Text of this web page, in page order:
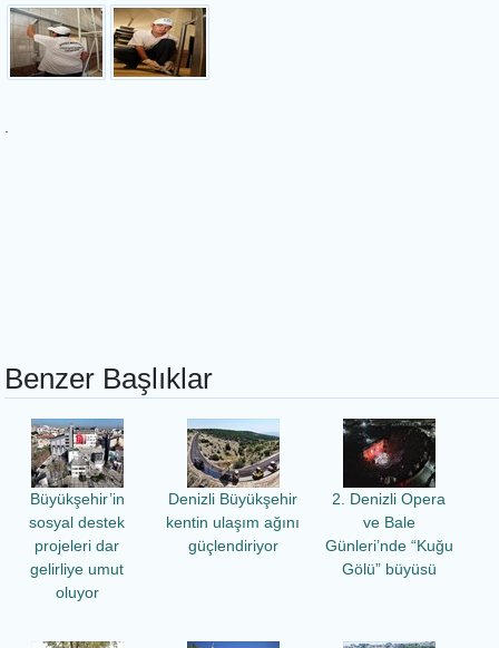
Benzer Başlıklar
Büyükşehir’in
sosyal destek
projeleri dar
gelirliye umut
oluyor
Denizli Büyükşehir
kentin ulaşım ağını
güçlendiriyor
2. Denizli Opera
ve Bale
Günleri’nde “Kuğu
Gölü” büyüsü